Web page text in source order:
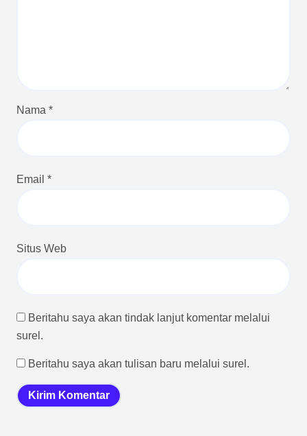
Nama *
Email *
Situs Web
Beritahu saya akan tindak lanjut komentar melalui
surel.
Beritahu saya akan tulisan baru melalui surel.